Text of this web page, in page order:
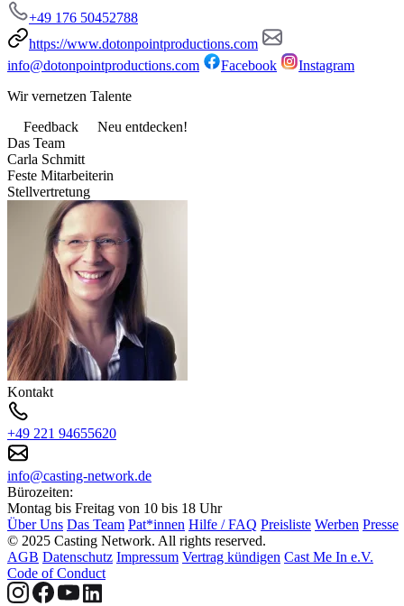
+49 176 50452788
https://www.dotonpointproductions.com
info@dotonpointproductions.com
Facebook
Instagram
Wir vernetzen Talente
Feedback
Neu entdecken!
Das Team
Carla Schmitt
Feste Mitarbeiterin
Stellvertretung
Kontakt
+49 221 94655620
info@casting-network.de
Bürozeiten:
Montag bis Freitag von 10 bis 18 Uhr
Über Uns Das Team Pat*innen Hilfe / FAQ Preisliste Werben Presse
© 2025 Casting Network. All rights reserved.
AGB Datenschutz Impressum Vertrag kündigen Cast Me In e.V.
Code of Conduct